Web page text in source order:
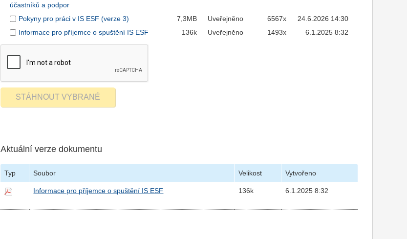
účastníků a podpor
Pokyny pro práci v IS ESF (verze 3) 7,3MB Uveřejněno 6567x
24.6.2026 14:30
Informace pro příjemce o spuštění IS ESF
136k Uveřejněno 1493x 6.1.2025 8:32
Aktuální verze dokumentu
Typ Soubor Velikost Vytvořeno
Informace pro příjemce o spuštění IS ESF 136k 6.1.2025 8:32